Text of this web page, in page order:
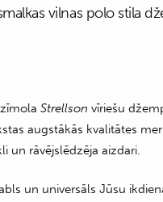
vilnas polo stila
zīmolaStrellson vīriešu
augstākās kvalitātes
un rāvējslēdzēja aizdari.
un universāls Jūsu